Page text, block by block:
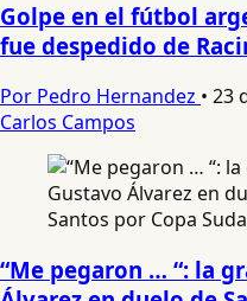
Golpe en el fútbol
fue despedido de
Por Pedro Hernandez • 23
Carlos Campos
“Me pegaron … “: la